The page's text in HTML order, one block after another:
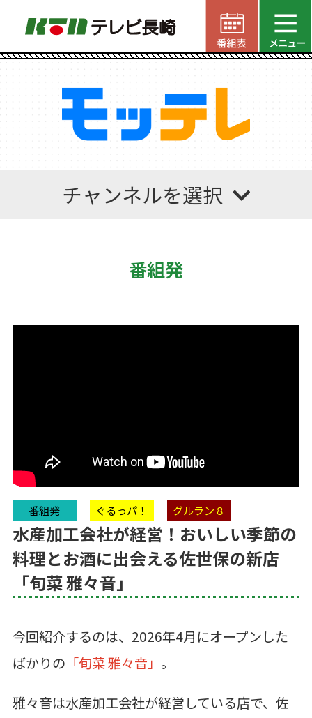
チャンネルを選択
番組発
番組発 ぐるっパ！ グルラン８
水産加工会社が経営！おいしい季節の
料理とお酒に出会える佐世保の新店
「旬菜 雅々音」
今回紹介するのは、2026年4月にオープンした
ばかりの 「旬菜 雅々音」 。
雅々音は水産加工会社が経営している店で、佐